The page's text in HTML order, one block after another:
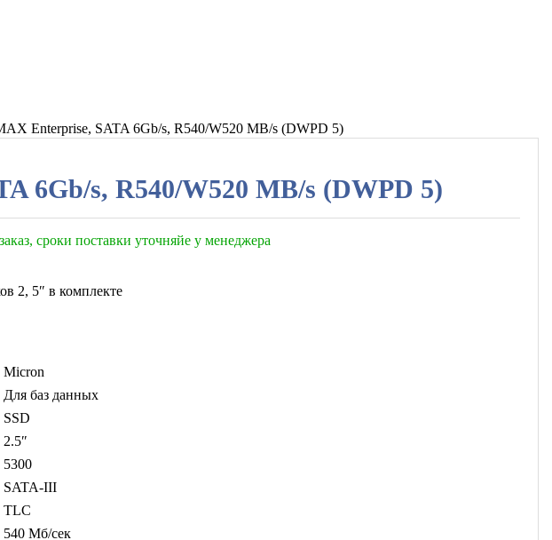
Enterprise, SATA 6Gb/s, R540/W520 MB/s (DWPD 5)
6Gb/s, R540/W520 MB/s (DWPD 5)
сроки поставки уточняйе у менеджера
2, 5″ в комплекте
Micron
Для баз данных
SSD
2.5″
5300
SATA-III
TLC
540 Мб/сек